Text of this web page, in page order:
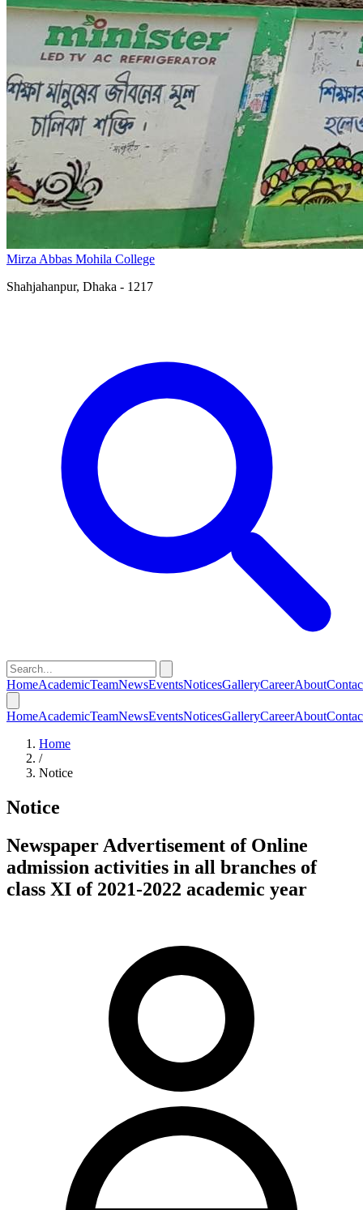
Mirza Abbas Mohila College
Shahjahanpur, Dhaka - 1217
HomeAcademicTeamNewsEventsNoticesGalleryCareerAbout
HomeAcademicTeamNewsEventsNoticesGalleryCareerAbout
Home
/
Notice
Notice
Newspaper Advertisement of Online
admission activities in all branches of
class XI of 2021-2022 academic year